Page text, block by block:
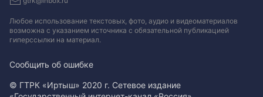
Любое использование текстовых, фото, аудио и видеоматериалов
возможна с указанием источника с обязательной публикацией
гиперссылки на материал.
Сообщить об ошибке
© ГТРК «Иртыш» 2020 г. Сетевое издание